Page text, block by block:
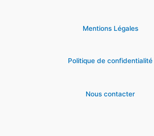
Mentions Légales
Politique de confidentialité
Nous contacter